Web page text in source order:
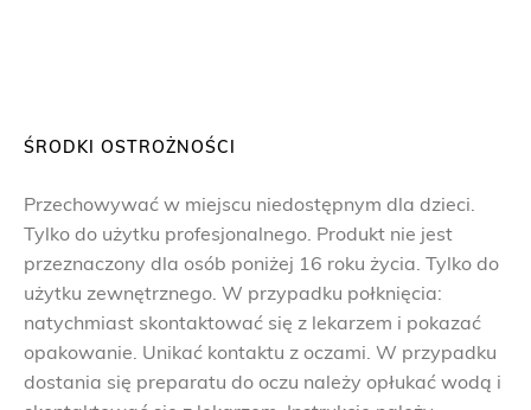
ŚRODKI OSTROŻNOŚCI
Przechowywać w miejscu niedostępnym dla dzieci.
Tylko do użytku profesjonalnego. Produkt nie jest
przeznaczony dla osób poniżej 16 roku życia. Tylko do
użytku zewnętrznego. W przypadku połknięcia:
natychmiast skontaktować się z lekarzem i pokazać
opakowanie. Unikać kontaktu z oczami. W przypadku
dostania się preparatu do oczu należy opłukać wodą i